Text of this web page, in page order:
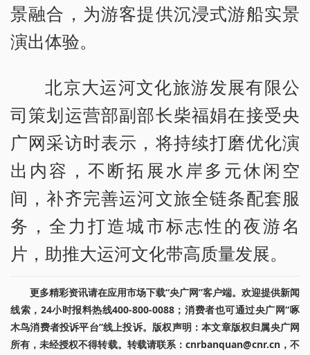
景融合，为游客提供沉浸式游船实景
演出体验。
北京大运河文化旅游发展有限公
司策划运营部副部长柴福娟在接受央
广网采访时表示，将持续打磨优化演
出内容，不断拓展水岸多元休闲空
间，补齐完善运河文旅全链条配套服
务，全力打造城市标志性的夜游名
片，助推大运河文化带高质量发展。
更多精彩资讯请在应用市场下载“央广网”客户端。欢迎提供新闻
线索，24小时报料热线400-800-0088；消费者也可通过央广网“啄
木鸟消费者投诉平台”线上投诉。版权声明：本文章版权归属央广网
所有，未经授权不得转载。转载请联系：cnrbanquan@cnr.cn，不